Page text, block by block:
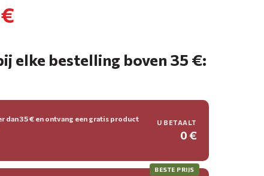
elke bestelling boven 35 €:
dan 35 € en ontvang een gratis product U BETAALT
0 €
BESTE PRIJS